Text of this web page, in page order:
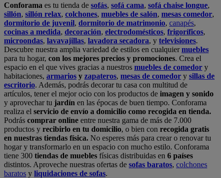
Conforama es tu tienda de sofás, sofá cama, sofá chaise longue,
sillón, sillón relax, colchones, muebles de salón, mesas comedor,
dormitorio de juvenil, dormitorio de matrimonio, canapés,
cocinas a medida, decoración, electrodomésticos, frigoríficos,
microondas, lavavajillas, lavadora secadora, y televisiones.
Descubre nuestra amplia variedad de estilos en cualquiermuebles
para tu hogar, con los mejores precios y promociones. Crea el
espacio en el que vives gracias a nuestros muebles de comedor y
habitaciones, armarios y zapateros, mesas de comedor y sillas de
escritorio. Además, podrás decorar tu casa con multitud de
artículos, tener el mejor ocio con los productos de imagen y sonido
y aprovechar tu jardín en las épocas de buen tiempo. Conforama
realiza el servicio de envío a domicilio como recogida en tienda.
Podrás comprar online entre nuestra gama de más de 7.000
productos y recibirlo en tu domicilio, o bien con recogida gratis
en nuestras tiendas física. No esperes más para crear o renovar tu
hogar y transformarlo en un espacio con mucho estilo. Conforama
tiene 300 tiendas de muebles físicas distribuidas en 6 países
distintos. Aproveche nuestras ofertas de sofas baratos, colchones
baratos y liquidaciones de sofas.